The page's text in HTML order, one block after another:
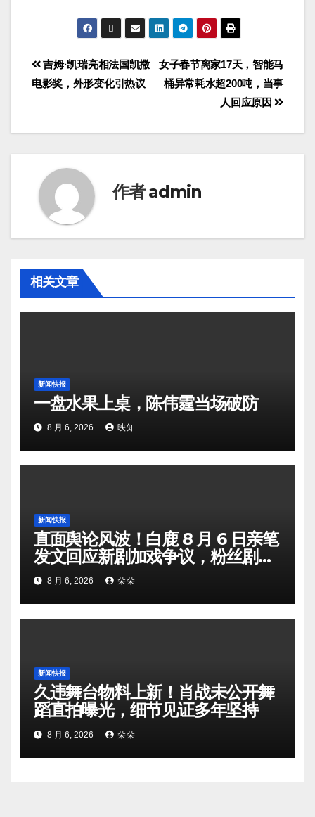
女子春节离家17天，智能马
桶异常耗水超200吨，当事
人回应原因
吉姆·凯瑞亮相法国凯撒
电影奖，外形变化引热议
作者admin
相关文章
新闻快报
一盘水果上桌，陈伟霆当场破防
8 月 6, 2026 映知
新闻快报
直面舆论风波！白鹿 8 月 6 日亲笔
发文回应新剧加戏争议，粉丝剧组
矛盾暗流涌动
8 月 6, 2026 朵朵
新闻快报
久违舞台物料上新！肖战未公开舞
蹈直拍曝光，细节见证多年坚持
8 月 6, 2026 朵朵